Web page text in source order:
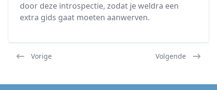
door deze introspectie, zodat je weldra een
extra gids gaat moeten aanwerven.
Vorige Volgende